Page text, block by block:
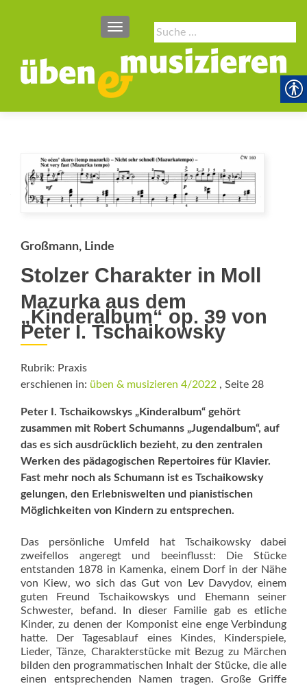
Suche
nach:
SCHALTE NAVIGATION
Großmann, Linde
Stolzer Charakter in Moll
Mazurka aus dem
„Kinderalbum“ op. 39 von
Peter I. Tschaikowsky
Rubrik: Praxis
erschienen in: üben & musizieren 4/2022 , Seite 28
Peter I. Tschaikowskys „Kinder­album“ gehört
zusammen mit Robert Schu­manns „Jugendalbum“, auf
das es sich ausdrücklich bezieht, zu den ­zentralen
Werken des pädagogischen Repertoires für Klavier.
Fast mehr noch als Schumann ist es Tschai­kowsky
gelungen, den Erlebniswelten und pianistischen
Möglichkeiten von Kindern zu entsprechen.
Das persönliche Umfeld hat Tschaikowsky dabei
zweifellos angeregt und beeinflusst: Die Stücke
entstanden 1878 in Kamenka, einem Dorf in der Nähe
von Kiew, wo sich das Gut von Lev Davydov, einem
guten Freund Tschaikowskys und Ehemann seiner
Schwester, befand. In dieser Familie gab es etliche
Kinder, zu denen der Komponist eine enge Verbindung
hatte. Der Tagesablauf eines Kindes, Kinderspiele,
Lieder, Tänze, Charakterstücke mit Bezug zu Märchen
bilden den programmatischen Inhalt der Stücke, die alle
einen entsprechenden Namen tragen. Große Griffe